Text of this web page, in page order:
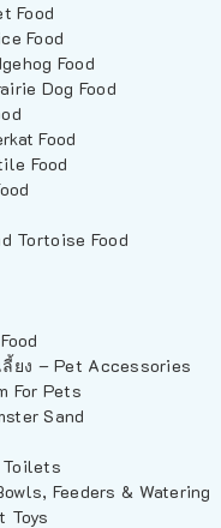
Food
Food
Food
Dog Food
Food
Food
Tortoise Food
ง – Pet Accessories
For Pets
Sand
Toilets
Feeders & Watering
Toys